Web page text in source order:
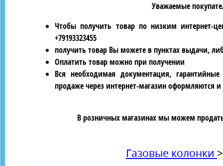
Уважаемые
Чтобы получить товар по низким интернет-
+79193323455
получить товар Вы можете в пунктах выдачи,
Оплатить товар можно при получении
Вся необходимая документация,
продаже через интернет-магазин оформляются
В розничных магазинах мы можем
Газовые колонки